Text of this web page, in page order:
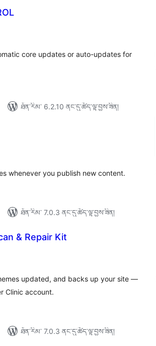
core updates or auto-updates for
ཐོན་རིམ་ 6.2.10 ནང་དུ་ཚོད་ལྟ་བྱས་ཟིན།
whenever you publish new content.
ཐོན་རིམ་ 7.0.3 ནང་དུ་ཚོད་ལྟ་བྱས་ཟིན།
& Repair Kit
updated, and backs up your site —
Clinic account.
ཐོན་རིམ་ 7.0.3 ནང་དུ་ཚོད་ལྟ་བྱས་ཟིན།